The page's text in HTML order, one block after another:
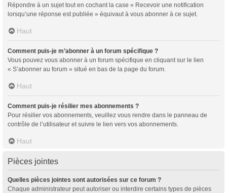
Répondre à un sujet tout en cochant la case « Recevoir une notification
lorsqu’une réponse est publiée » équivaut à vous abonner à ce sujet.
Haut
Comment puis-je m’abonner à un forum spécifique ?
Vous pouvez vous abonner à un forum spécifique en cliquant sur le lien
« S’abonner au forum » situé en bas de la page du forum.
Haut
Comment puis-je résilier mes abonnements ?
Pour résilier vos abonnements, veuillez vous rendre dans le panneau de
contrôle de l’utilisateur et suivre le lien vers vos abonnements.
Haut
Pièces jointes
Quelles pièces jointes sont autorisées sur ce forum ?
Chaque administrateur peut autoriser ou interdire certains types de pièces